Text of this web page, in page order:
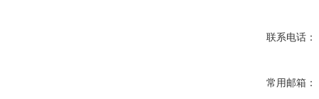
联系电话：
常用邮箱：